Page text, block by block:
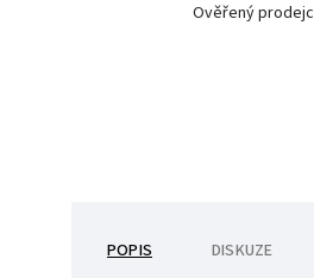
Ověřený
POPIS DISKUZE